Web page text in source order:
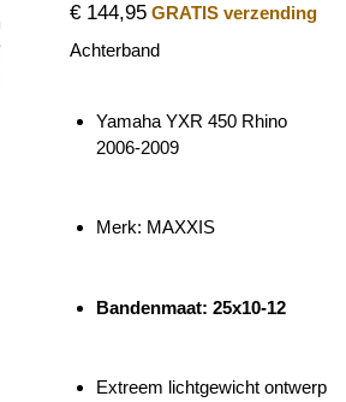
€ 144,95 GRATIS verzending
Achterband
Yamaha YXR 450 Rhino
2006-2009
Merk: MAXXIS
Bandenmaat: 25x10-12
Extreem lichtgewicht ontwerp